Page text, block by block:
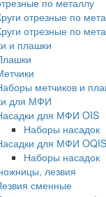
по металлу
отрезные по
отрезные по
и плашки
метчиков и
для МФИ
для МФИ OIS
Наборы насадок
для МФИ OQIS
Наборы насадок
лезвия
сменные